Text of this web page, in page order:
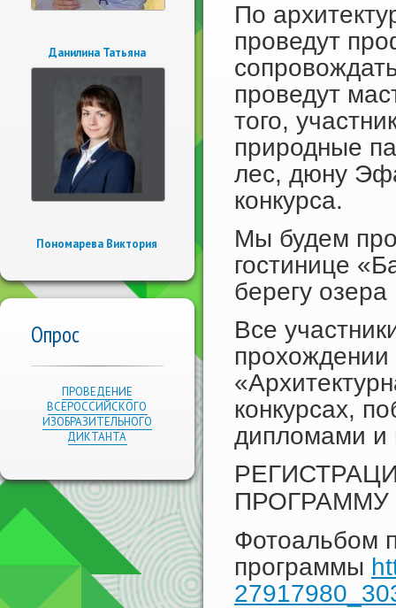
Данилина Татьяна
Пономарева Виктория
Опрос
ПРОВЕДЕНИЕ
ВСЕРОССИЙСКОГО
ИЗОБРАЗИТЕЛЬНОГО
ДИКТАНТА
По
проведут
проведут
того,
природные
лес, дюну
конкурса.
Мы будем
гостинице
берегу озера
Все
прохождении
конкурсах,
дипломами
ПРОГРАММУ
Фотоальбом
программы